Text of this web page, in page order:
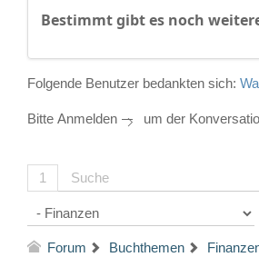
Bestimmt gibt es noch
Folgende Benutzer bedankten sich:
Bitte Anmelden um der
1
Forum Buchthemen